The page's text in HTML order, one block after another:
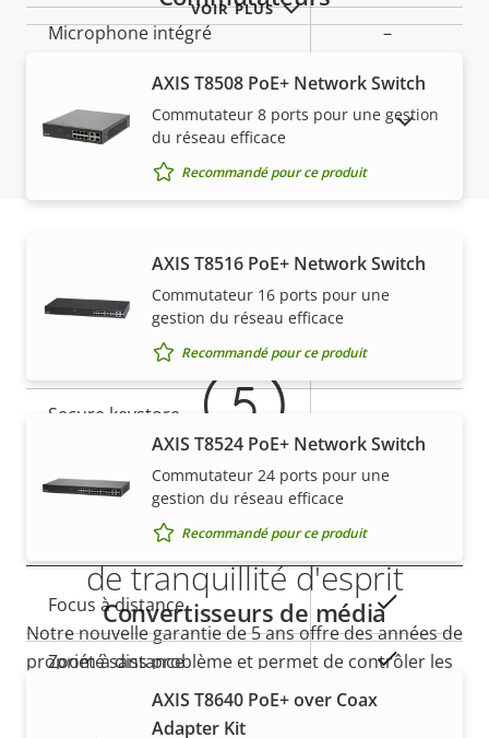
de la
propriété
la
propriété
Microphone intégré –
Réseau
de la
Valeur de
la
Description
Valeur de
propriété
SE signé
Démarrage sécurisé
Secure keystore
Axis Edge Vault
Description
de la
propriété
Valeur de
la
propriété
Focus à distance
Zoom à distance Oui
Éclairage IR intégré
VOIR PLUS
AXIS T8508 PoE+ Network Switch
Commutateur 8 ports pour une gestion
du réseau efficace
Recommandé pour ce produit
AXIS T8516 PoE+ Network Switch
Commutateur 16 ports pour une
gestion du réseau efficace
Recommandé pour ce produit
AXIS T8524 PoE+ Network Switch
Commutateur 24 ports pour une
gestion du réseau efficace
Recommandé pour ce produit
Convertisseurs de média
AXIS T8640 PoE+ over Coax
Adapter Kit
AFFICHER LES PRODUITS ABANDONNÉS
Garantie
5 ans de garantie pour plus
de tranquillité d'esprit
Notre nouvelle garantie de 5 ans offre des années de
propriété sans problème et permet de contrôler les
coûts. En outre, rien n'est caché dans les petits
caractères, vous obtenez exactement ce que nous